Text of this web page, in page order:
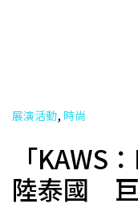
展演活動, 時尚
「KAWS
陸泰國